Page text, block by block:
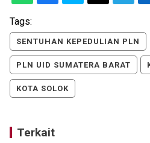
Tags:
SENTUHAN KEPEDULIAN PLN
PLN UID SUMATERA BARAT
KOTA SOLOK
Terkait